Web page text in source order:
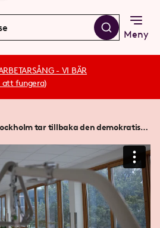
Meny
- VI BÄR
att fungera)
Det räcker nu - Region Stockholm tar tillbaka den demokratiska kontrollen över vården